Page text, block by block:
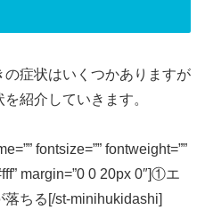
症状はいくつかありますが
紹介していきます。
fontsize=”” fontweight=””
margin=”0 0 20px 0″]①エ
ちる[/st-minihukidashi]